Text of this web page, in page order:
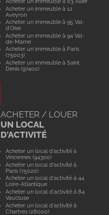
Acheter un immeuble à 12
Aveyron
Acheter un immeuble à 95 Val-
d'Oise
Acheter un immeuble à 94 Val-
de-Marne
Acheter un immeuble à Paris
(75003)
Acheter un immeuble à Saint
Denis (97400)
ACHETER / LOUER
UN LOCAL
D'ACTIVITÉ
Acheter un local d'activité à
Vincennes (94300)
Acheter un local d'activité à
Paris (75020)
Acheter un local d'activité à 44
Loire-Atlantique
Acheter un local d'activité à 84
Vaucluse
Acheter un local d'activité à
Chartres (28000)